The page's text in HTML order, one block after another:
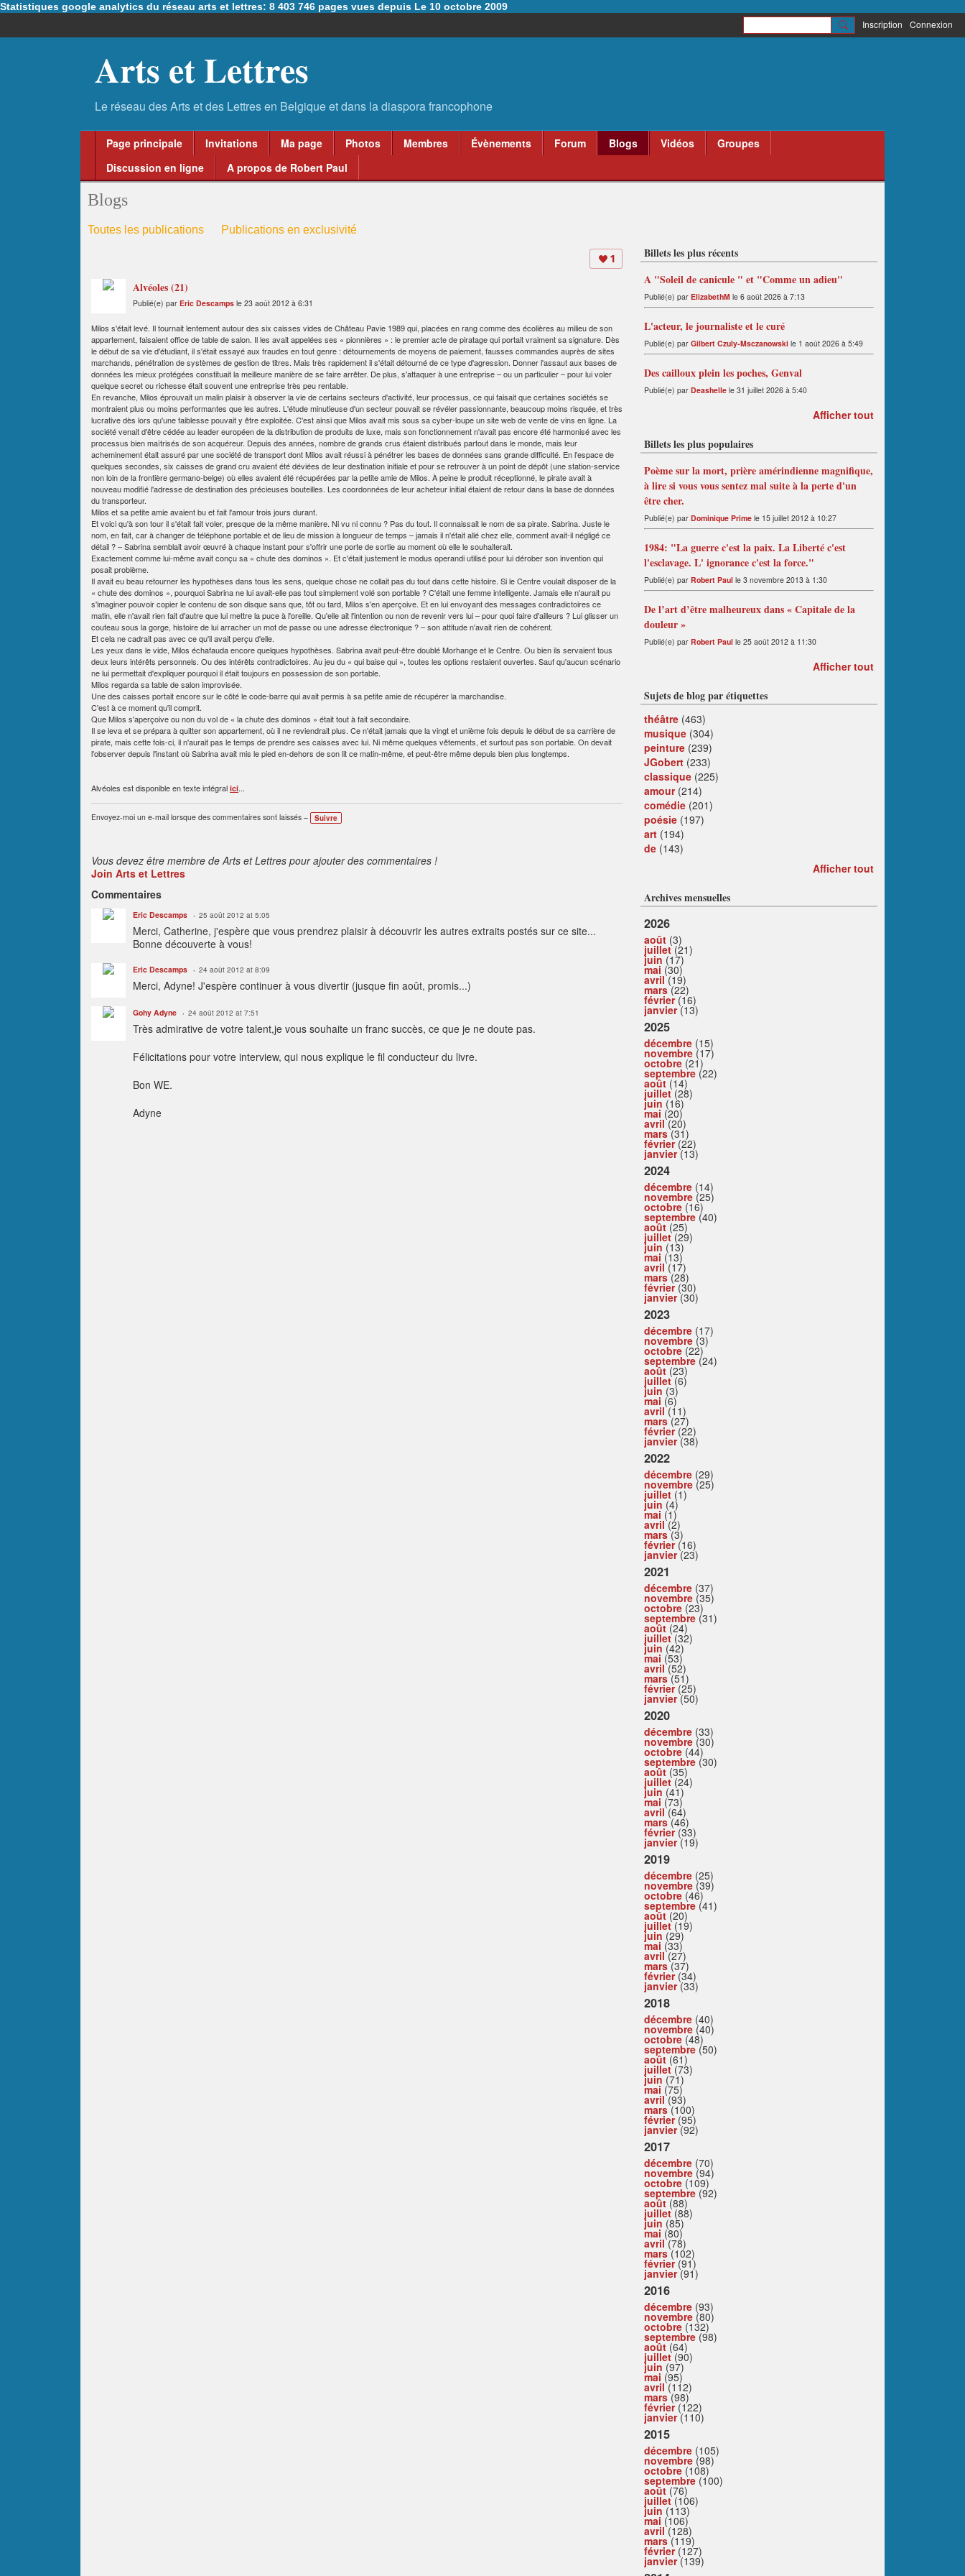
Statistiques google analytics du réseau arts et lettres: 8 403 746 pages vues depuis Le 10 octobre 2009
Inscription Connexion
Arts et Lettres
Page principale Invitations Ma page Photos Membres Évènements Forum Blogs Vidéos
Groupes
Discussion en ligne
A propos de Robert Paul
Blogs
Toutes les publications Publications en exclusivité
1
Alvéoles (21)
Publié(e) par Eric Descamps le 23 août 2012 à 6:31
Milos s'était levé. Il tournait lentement autour des six caisses vides de Château Pavie 1989 qui, placées en rang comme des écolières au milieu de son
appartement, faisaient office de table de salon. Il les avait appelées ses « pionnières » : le premier acte de piratage qui portait vraiment sa signature. Dès
le début de sa vie d'étudiant, il s'était essayé aux fraudes en tout genre : détournements de moyens de paiement, fausses commandes auprès de sites
marchands, pénétration de systèmes de gestion de titres. Mais très rapidement il s'était détourné de ce type d'agression. Donner l'assaut aux bases de
données les mieux protégées constituait la meilleure manière de se faire arrêter. De plus, s'attaquer à une entreprise – ou un particulier – pour lui voler
quelque secret ou richesse était souvent une entreprise très peu rentable.
En revanche, Milos éprouvait un malin plaisir à observer la vie de certains secteurs d'activité, leur processus, ce qui faisait que certaines sociétés se
montraient plus ou moins performantes que les autres. L'étude minutieuse d'un secteur pouvait se révéler passionnante, beaucoup moins risquée, et très
lucrative dès lors qu'une faiblesse pouvait y être exploitée. C'est ainsi que Milos avait mis sous sa cyber-loupe un site web de vente de vins en ligne. La
société venait d'être cédée au leader européen de la distribution de produits de luxe, mais son fonctionnement n'avait pas encore été harmonisé avec les
processus bien maîtrisés de son acquéreur. Depuis des années, nombre de grands crus étaient distribués partout dans le monde, mais leur
acheminement était assuré par une société de transport dont Milos avait réussi à pénétrer les bases de données sans grande difficulté. En l'espace de
quelques secondes, six caisses de grand cru avaient été déviées de leur destination initiale et pour se retrouver à un point de dépôt (une station-service
non loin de la frontière germano-belge) où elles avaient été récupérées par la petite amie de Milos. À peine le produit réceptionné, le pirate avait à
nouveau modifié l'adresse de destination des précieuses bouteilles. Les coordonnées de leur acheteur initial étaient de retour dans la base de données
du transporteur.
Milos et sa petite amie avaient bu et fait l'amour trois jours durant.
Et voici qu'à son tour il s'était fait voler, presque de la même manière. Ni vu ni connu ? Pas du tout. Il connaissait le nom de sa pirate. Sabrina. Juste le
nom, en fait, car à changer de téléphone portable et de lieu de mission à longueur de temps – jamais il n'était allé chez elle, comment avait-il négligé ce
détail ? – Sabrina semblait avoir œuvré à chaque instant pour s'offrir une porte de sortie au moment où elle le souhaiterait.
Exactement comme lui-même avait conçu sa « chute des dominos ». Et c'était justement le modus operandi utilisé pour lui dérober son invention qui
posait problème.
Il avait eu beau retourner les hypothèses dans tous les sens, quelque chose ne collait pas du tout dans cette histoire. Si le Centre voulait disposer de la
« chute des dominos », pourquoi Sabrina ne lui avait-elle pas tout simplement volé son portable ? C'était une femme intelligente. Jamais elle n'aurait pu
s'imaginer pouvoir copier le contenu de son disque sans que, tôt ou tard, Milos s'en aperçoive. Et en lui envoyant des messages contradictoires ce
matin, elle n'avait rien fait d'autre que lui mettre la puce à l'oreille. Qu'elle ait l'intention ou non de revenir vers lui – pour quoi faire d'ailleurs ? Lui glisser un
couteau sous la gorge, histoire de lui arracher un mot de passe ou une adresse électronique ? – son attitude n'avait rien de cohérent.
Et cela ne cadrait pas avec ce qu'il avait perçu d'elle.
Les yeux dans le vide, Milos échafauda encore quelques hypothèses. Sabrina avait peut-être doublé Morhange et le Centre. Ou bien ils servaient tous
deux leurs intérêts personnels. Ou des intérêts contradictoires. Au jeu du « qui baise qui », toutes les options restaient ouvertes. Sauf qu'aucun scénario
ne lui permettait d'expliquer pourquoi il était toujours en possession de son portable.
Milos regarda sa table de salon improvisée.
Une des caisses portait encore sur le côté le code-barre qui avait permis à sa petite amie de récupérer la marchandise.
C'est à ce moment qu'il comprit.
Que Milos s'aperçoive ou non du vol de « la chute des dominos » était tout à fait secondaire.
Il se leva et se prépara à quitter son appartement, où il ne reviendrait plus. Ce n'était jamais que la vingt et unième fois depuis le début de sa carrière de
pirate, mais cette fois-ci, il n'aurait pas le temps de prendre ses caisses avec lui. Ni même quelques vêtements, et surtout pas son portable. On devait
l'observer depuis l'instant où Sabrina avait mis le pied en-dehors de son lit ce matin-même, et peut-être même depuis bien plus longtemps.
Alvéoles est disponible en texte intégral ici...
Envoyez-moi un e-mail lorsque des commentaires sont laissés – Suivre
Vous devez être membre de Arts et Lettres pour ajouter des commentaires !
Join Arts et Lettres
Commentaires
Eric Descamps 25 août 2012 at 5:05
Merci, Catherine, j'espère que vous prendrez plaisir à découvrir les autres extraits postés sur ce site...
Bonne découverte à vous!
Eric Descamps 24 août 2012 at 8:09
Merci, Adyne! J'espère continuer à vous divertir (jusque fin août, promis...)
Gohy Adyne 24 août 2012 at 7:51
Très admirative de votre talent,je vous souhaite un franc succès, ce que je ne doute pas.
Félicitations pour votre interview, qui nous explique le fil conducteur du livre.
Bon WE.
Adyne
Billets les plus récents
A "Soleil de canicule " et "Comme un adieu"
Publié(e) par ElizabethM le 6 août 2026 à 7:13
L'acteur, le journaliste et le curé
Publié(e) par Gilbert Czuly-Msczanowski le 1 août 2026 à 5:49
Des cailloux plein les poches, Genval
Publié(e) par Deashelle le 31 juillet 2026 à 5:40
Afficher tout
Billets les plus populaires
Poème sur la mort, prière amérindienne magnifique,
à lire si vous vous sentez mal suite à la perte d'un
être cher.
Publié(e) par Dominique Prime le 15 juillet 2012 à 10:27
1984: "La guerre c'est la paix. La Liberté c'est
l'esclavage. L' ignorance c'est la force."
Publié(e) par Robert Paul le 3 novembre 2013 à 1:30
De l’art d’être malheureux dans « Capitale de la
douleur »
Publié(e) par Robert Paul le 25 août 2012 à 11:30
Afficher tout
Sujets de blog par étiquettes
théâtre (463)
musique (304)
peinture (239)
JGobert (233)
classique (225)
amour(214)
comédie (201)
poésie (197)
art (194)
de (143)
Afficher tout
Archives mensuelles
2026
août (3)
juillet(21)
juin (17)
mai (30)
avril(19)
mars(22)
février(16)
janvier(13)
2025
décembre (15)
novembre (17)
octobre (21)
septembre (22)
août (14)
juillet(28)
juin (16)
mai (20)
avril(20)
mars(31)
février(22)
janvier(13)
2024
décembre (14)
novembre (25)
octobre (16)
septembre (40)
août (25)
juillet(29)
juin (13)
mai (13)
avril(17)
mars(28)
février(30)
janvier(30)
2023
décembre (17)
novembre (3)
octobre (22)
septembre (24)
août (23)
juillet(6)
juin (3)
mai (6)
avril(11)
mars(27)
février(22)
janvier(38)
2022
décembre (29)
novembre (25)
juillet (1)
juin (4)
mai (1)
avril(2)
mars(3)
février(16)
janvier(23)
2021
décembre (37)
novembre (35)
octobre (23)
septembre (31)
août (24)
juillet(32)
juin (42)
mai (53)
avril(52)
mars(51)
février(25)
janvier(50)
2020
décembre (33)
novembre (30)
octobre (44)
septembre (30)
août (35)
juillet(24)
juin (41)
mai (73)
avril(64)
mars(46)
février(33)
janvier(19)
2019
décembre (25)
novembre (39)
octobre (46)
septembre (41)
août (20)
juillet(19)
juin (29)
mai (33)
avril(27)
mars(37)
février(34)
janvier(33)
2018
décembre (40)
novembre (40)
octobre (48)
septembre (50)
août (61)
juillet(73)
juin (71)
mai (75)
avril(93)
mars(100)
février(95)
janvier(92)
2017
décembre (70)
novembre (94)
octobre (109)
septembre (92)
août (88)
juillet(88)
juin (85)
mai (80)
avril(78)
mars(102)
février(91)
janvier(91)
2016
décembre (93)
novembre (80)
octobre (132)
septembre (98)
août (64)
juillet(90)
juin (97)
mai (95)
avril(112)
mars(98)
février(122)
janvier(110)
2015
décembre (105)
novembre (98)
octobre (108)
septembre (100)
août (76)
juillet(106)
juin (113)
mai (106)
avril(128)
mars(119)
février(127)
janvier(139)